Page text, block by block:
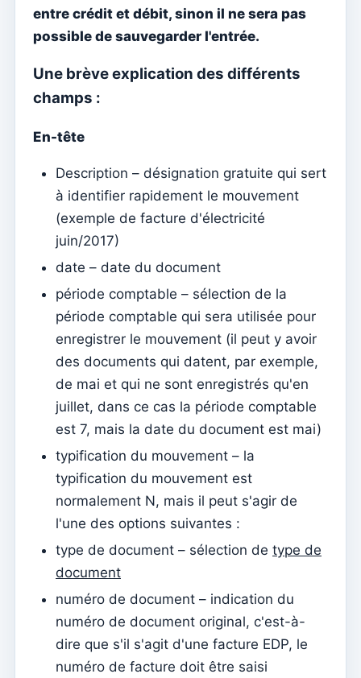
Changer le mot de passe
Mode sombre
Changer de langue
Modifier la paroisse
sur Kyrios
Catequese
Formulaires d'inscription à la catéchèse
Réveillon du Nouvel An
Documents individuels
Transferts
Séances
Ajouter un nouveau groupe
Liste des groupes/recherche
Accès à Kyrios pour les catéchistes – comment se
connecter
Lecteurs
Acolytes
Ministres extraordinaires de communion (MEC)
Établissements
entre crédit et débit, sinon il ne sera pas
possible de sauvegarder l'entrée.
Une brève explication des différents
champs :
En-tête
Description – désignation gratuite qui sert
à identifier rapidement le mouvement
(exemple de facture d'électricité
juin/2017)
date – date du document
période comptable – sélection de la
période comptable qui sera utilisée pour
enregistrer le mouvement (il peut y avoir
des documents qui datent, par exemple,
de mai et qui ne sont enregistrés qu'en
juillet, dans ce cas la période comptable
est 7, mais la date du document est mai)
typification du mouvement – ​​la
typification du mouvement est
normalement N, mais il peut s'agir de
l'une des options suivantes :
type de document – ​​sélection de type de
document
numéro de document – ​​indication du
numéro de document original, c'est-à-
dire que s'il s'agit d'une facture EDP, le
numéro de facture doit être saisi